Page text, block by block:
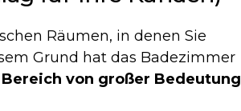
Räumen, in denen Sie
Grund hat das Badezimmer
von großer Bedeutung